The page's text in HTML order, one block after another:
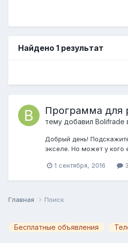
Найдено 1 результат
Программа для
тему добавил Bolifrade
Добрый день!
экселе. Но может у
1 сентября, 2016
Главная Поиск
Бесплатные объявления